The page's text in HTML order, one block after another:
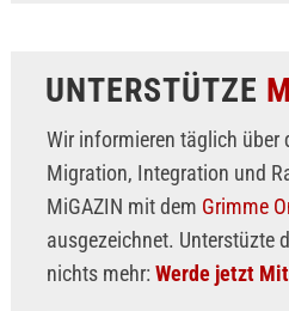
UNTERSTÜTZE
Wir informieren täglich über
Migration, Integration und
MiGAZIN mit dem Grimme
ausgezeichnet. Unterstüzte
nichts mehr: Werde jetzt